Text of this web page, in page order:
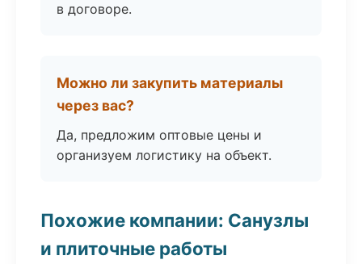
в договоре.
Можно ли закупить материалы
через вас?
Да, предложим оптовые цены и
организуем логистику на объект.
Похожие компании: Санузлы
и плиточные работы